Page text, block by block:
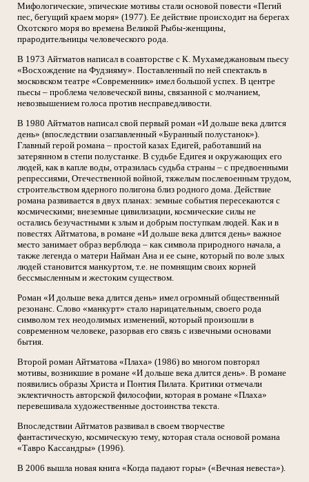
Мифологические, эпические мотивы стали основой повести «Пегий
пес, бегущий краем моря» (1977). Ее действие происходит на берегах
Охотского моря во времена Великой Рыбы-женщины,
прародительницы человеческого рода.
В 1973 Айтматов написал в соавторстве с К. Мухамеджановым пьесу
«Восхождение на Фудзияму». Поставленный по ней спектакль в
московском театре «Современник» имел большой успех. В центре
пьесы – проблема человеческой вины, связанной с молчанием,
невозвышением голоса против несправедливости.
В 1980 Айтматов написал свой первый роман «И дольше века длится
день» (впоследствии озаглавленный «Буранный полустанок»).
Главный герой романа – простой казах Едигей, работавший на
затерянном в степи полустанке. В судьбе Едигея и окружающих его
людей, как в капле воды, отразилась судьба страны – с предвоенными
репрессиями, Отечественной войной, тяжелым послевоенным трудом,
строительством ядерного полигона близ родного дома. Действие
романа развивается в двух планах: земные события пересекаются с
космическими; внеземные цивилизации, космические силы не
остались безучастными к злым и добрым поступкам людей. Как и в
повестях Айтматова, в романе «И дольше века длится день» важное
место занимает образ верблюда – как символа природного начала, а
также легенда о матери Найман Ана и ее сыне, который по воле злых
людей становится манкуртом, т.е. не помнящим своих корней
бессмысленным и жестоким существом.
Роман «И дольше века длится день» имел огромный общественный
резонанс. Слово «манкурт» стало нарицательным, своего рода
символом тех неодолимых изменений, который произошли в
современном человеке, разорвав его связь с извечными основами
бытия.
Второй роман Айтматова «Плаха» (1986) во многом повторял
мотивы, возникшие в романе «И дольше века длится день». В романе
появились образы Христа и Понтия Пилата. Критики отмечали
эклектичность авторской философии, которая в романе «Плаха»
перевешивала художественные достоинства текста.
Впоследствии Айтматов развивал в своем творчестве
фантастическую, космическую тему, которая стала основой романа
«Тавро Кассандры» (1996).
В 2006 вышла новая книга «Когда падают горы» («Вечная невеста»).